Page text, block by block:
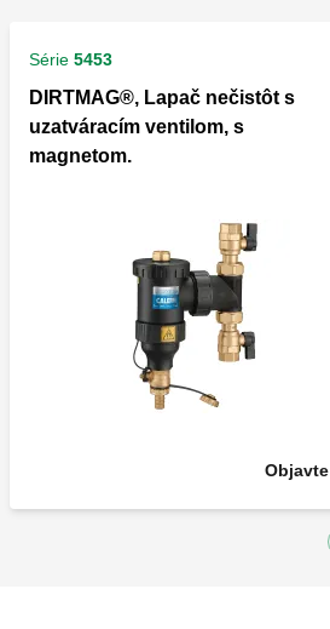
Série 5453
DIRTMAG®, Lapač nečistôt s
uzatváracím ventilom, s
magnetom.
Objavte